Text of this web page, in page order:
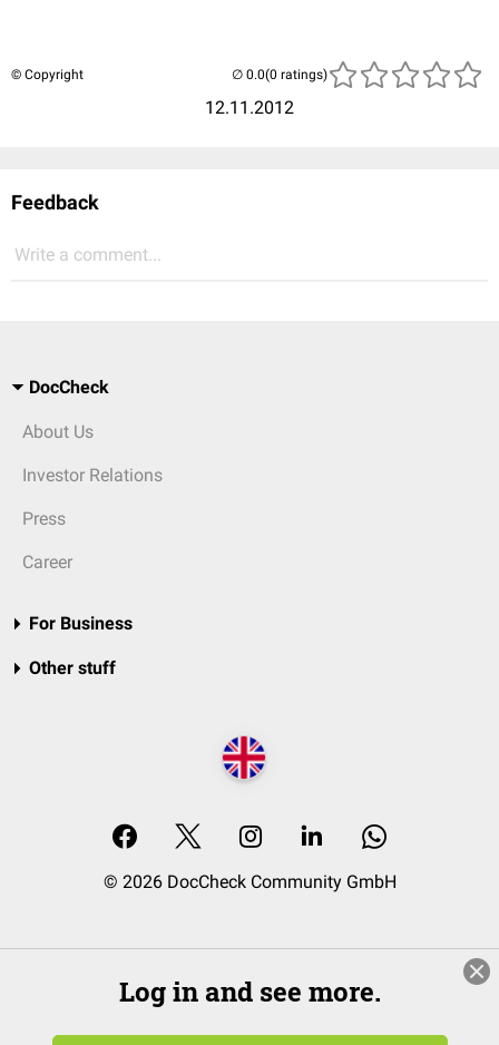
© Copyright
12.11.2012
(0 ratings)
Feedback
Write a comment...
DocCheck
About Us
Investor Relations
Press
Career
For Business
Other stuff
© 2026 DocCheck Community GmbH
Log in and see more.